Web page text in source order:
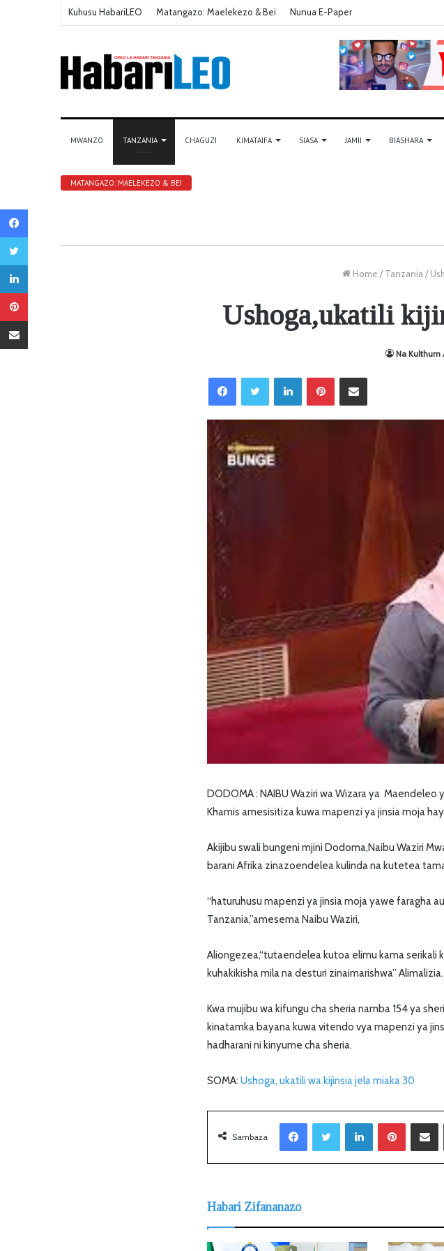
Kuhusu HabariLEO Matangazo: Maelekezo & Bei Nunua E-Paper
MWANZO TANZANIA CHAGUZI KIMATAIFA SIASA JAMII BIASHARA
MATANGAZO: MAELEKEZO & BEI
Home / Tanzania /
Ushoga,ukatili
Na Kulthum
LinkedIn
DODOMA : NAIBU Waziri wa Wizara ya Maendeleo
Khamis amesisitiza kuwa mapenzi ya jinsia moja
Akijibu swali bungeni mjini Dodoma,Naibu Waziri
barani Afrika zinazoendelea kulinda na kutetea
“haturuhusu mapenzi ya jinsia moja yawe faragha
Tanzania,”amesema Naibu Waziri,
Aliongezea,“tutaendelea kutoa elimu kama serikali
kuhakikisha mila na desturi zinaimarishwa” Alimalizia.
Kwa mujibu wa kifungu cha sheria namba 154 ya
kinatamka bayana kuwa vitendo vya mapenzi ya
hadharani ni kinyume cha sheria.
SOMA: Ushoga, ukatili wa kijinsia jela miaka 30
Sambaza
LinkedIn Sambaza kupitia barua pepe
Habari Zifananazo